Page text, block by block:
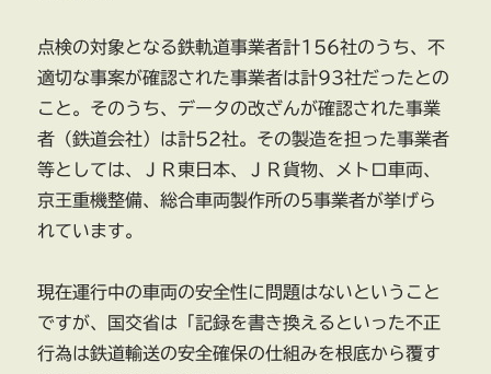
点検の対象となる鉄軌道事業者計156社のうち、不
適切な事案が確認された事業者は計93社だったとの
こと。そのうち、データの改ざんが確認された事業
者（鉄道会社）は計52社。その製造を担った事業者
等としては、ＪＲ東日本、ＪＲ貨物、メトロ車両、
京王重機整備、総合車両製作所の5事業者が挙げら
れています。
現在運行中の車両の安全性に問題はないということ
ですが、国交省は「記録を書き換えるといった不正
行為は鉄道輸送の安全確保の仕組みを根底から覆す